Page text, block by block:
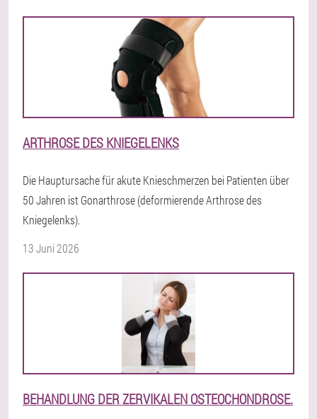
ARTHROSE DES KNIEGELENKS
Die Hauptursache für akute Knieschmerzen bei Patienten über
50 Jahren ist Gonarthrose (deformierende Arthrose des
Kniegelenks).
13 Juni 2026
BEHANDLUNG DER ZERVIKALEN OSTEOCHONDROSE.